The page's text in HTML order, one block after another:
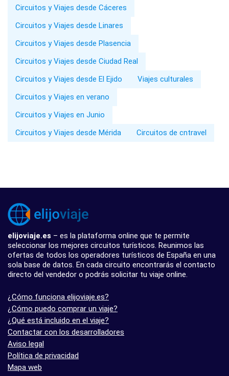
Circuitos y Viajes desde Cáceres
Circuitos y Viajes desde Linares
Circuitos y Viajes desde Plasencia
Circuitos y Viajes desde Ciudad Real
Circuitos y Viajes desde El Ejido
Viajes culturales
Circuitos y Viajes en verano
Circuitos y Viajes en Junio
Circuitos y Viajes desde Mérida
Circuitos de cntravel
elijoviaje.es – es la plataforma online que te permite
seleccionar los mejores circuitos turísticos. Reunimos las
ofertas de todos los operadores turísticos de España en una
sola base de datos. En cada circuito encontrarás el contacto
directo del vendedor o podrás solicitar tu viaje online.
¿Cómo funciona elijoviaje.es?
¿Cómo puedo comprar un viaje?
¿Qué está incluido en el viaje?
Contactar con los desarrolladores
Aviso legal
Política de privacidad
Mapa web